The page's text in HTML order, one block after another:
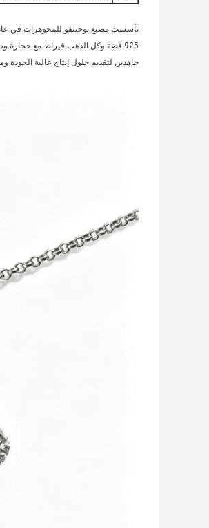
925 فضة وكل الذهب قيراط مع حجارة
جاهدين لتقديم حلول إنتاج عالية الجودة